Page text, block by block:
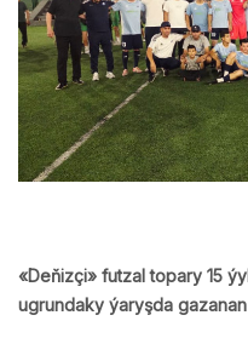
«Deňizçi» futzal topary 15
ugrundaky ýaryşda